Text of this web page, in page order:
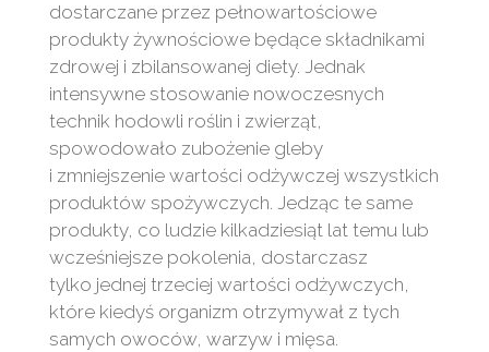
dostarczane przez pełnowartościowe
produkty żywnościowe będące składnikami
zdrowej i zbilansowanej diety. Jednak
intensywne stosowanie nowoczesnych
technik hodowli roślin i zwierząt,
spowodowało zubożenie gleby
i zmniejszenie wartości odżywczej wszystkich
produktów spożywczych. Jedząc te same
produkty, co ludzie kilkadziesiąt lat temu lub
wcześniejsze pokolenia, dostarczasz
tylko jednej trzeciej wartości odżywczych,
które kiedyś organizm otrzymywał z tych
samych owoców, warzyw i mięsa.